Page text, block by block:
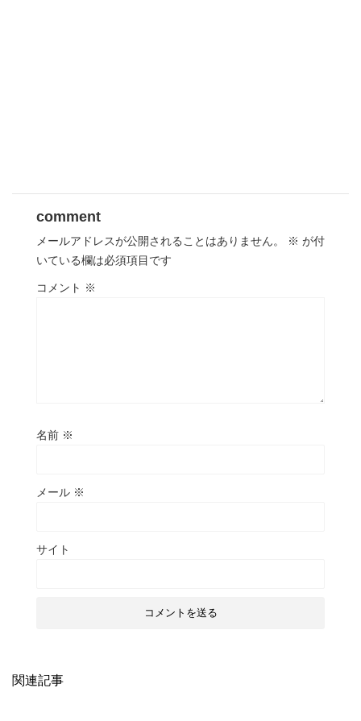
comment
メールアドレスが公開されることはありません。 ※ が付
いている欄は必須項目です
コメント ※
名前 ※
メール ※
サイト
関連記事